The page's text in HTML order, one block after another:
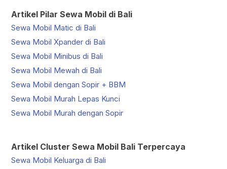
Artikel Pilar Sewa Mobil di Bali
Sewa Mobil Matic di Bali
Sewa Mobil Xpander di Bali
Sewa Mobil Minibus di Bali
Sewa Mobil Mewah di Bali
Sewa Mobil dengan Sopir + BBM
Sewa Mobil Murah Lepas Kunci
Sewa Mobil Murah dengan Sopir
Artikel Cluster Sewa Mobil Bali Terpercaya
Sewa Mobil Keluarga di Bali